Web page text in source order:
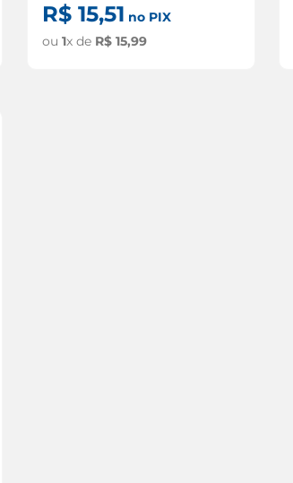
R$ 15,51 no PIX
ou 1x de R$ 15,99